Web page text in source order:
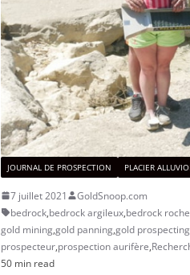
JOURNAL DE PROSPECTION PLACIER
7 juillet 2021
GoldSnoop.com
bedrock,bedrock argileux,bedrock
gold mining,gold panning,gold prospecting
prospecteur,prospection aurifère,
50 min read